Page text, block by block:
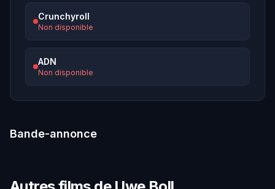
Crunchyroll
Non disponible
ADN
Non disponible
Bande-annonce